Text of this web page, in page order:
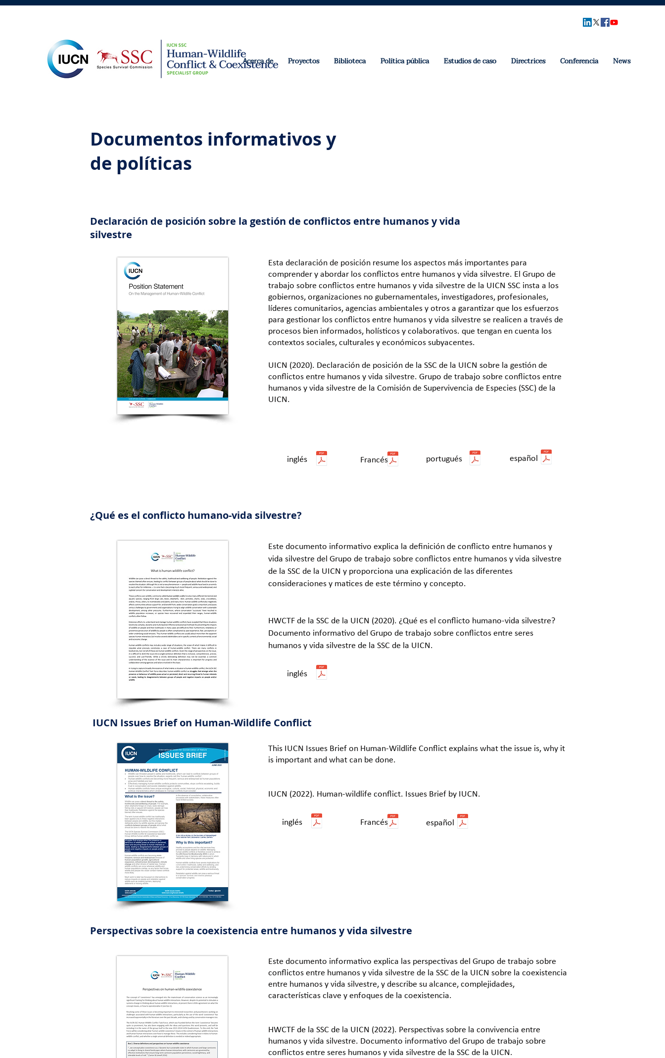
Acerca de Proyectos Biblioteca Política pública Estudios de caso Directrices Conferencia News
Documentos informativos y
de políticas
Declaración de posición sobre la gestión de conflictos entre humanos y vida
silvestre
Esta declaración de posición resume los aspectos más importantes para
comprender y abordar los conflictos entre humanos y vida silvestre. El Grupo de
trabajo sobre conflictos entre humanos y vida silvestre de la UICN SSC insta a los
gobiernos, organizaciones no gubernamentales, investigadores, profesionales,
líderes comunitarios, agencias ambientales y otros a garantizar que los esfuerzos
para gestionar los conflictos entre humanos y vida silvestre se realicen a través de
procesos bien informados, holísticos y colaborativos. que tengan en cuenta los
contextos sociales, culturales y económicos subyacentes.
UICN (2020). Declaración de posición de la SSC de la UICN sobre la gestión de
conflictos entre humanos y vida silvestre. Grupo de trabajo sobre conflictos entre
humanos y vida silvestre de la Comisión de Supervivencia de Especies (SSC) de la
UICN.
inglés Francés portugués español
¿Qué es el conflicto humano-vida silvestre?
Este documento informativo explica la definición de conflicto entre humanos y
vida silvestre del Grupo de trabajo sobre conflictos entre humanos y vida silvestre
de la SSC de la UICN y proporciona una explicación de las diferentes
consideraciones y matices de este término y concepto.
HWCTF de la SSC de la UICN (2020). ¿Qué es el conflicto humano-vida silvestre?
Documento informativo del Grupo de trabajo sobre conflictos entre seres
humanos y vida silvestre de la SSC de la UICN.
inglés
IUCN Issues Brief on Human-Wildlife Conflict
This IUCN Issues Brief on Human-Wildlife Conflict explains what the issue is, why it
is important and what can be done.
IUCN (2022). Human-wildlife conflict. Issues Brief by IUCN.
inglés Francés español
Perspectivas sobre la coexistencia entre humanos y vida silvestre
Este documento informativo explica las perspectivas del Grupo de trabajo sobre
conflictos entre humanos y vida silvestre de la SSC de la UICN sobre la coexistencia
entre humanos y vida silvestre, y describe su alcance, complejidades,
características clave y enfoques de la coexistencia.
HWCTF de la SSC de la UICN (2022). Perspectivas sobre la convivencia entre
humanos y vida silvestre. Documento informativo del Grupo de trabajo sobre
conflictos entre seres humanos y vida silvestre de la SSC de la UICN.